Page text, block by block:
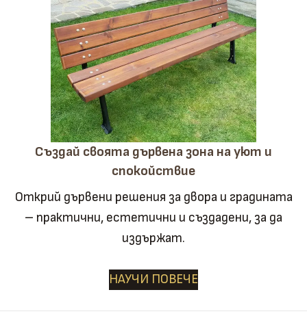
Създай своята дървена зона на уют и
спокойствие
Открий дървени решения за двора и градината
– практични, естетични и създадени, за да
издържат.
НАУЧИ ПОВЕЧЕ